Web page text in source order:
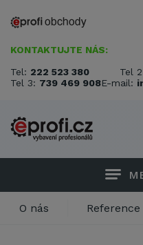
KONTAKTUJTE NÁS:
Tel: 222 523 380 Tel
Tel 3: 739 469 908E-mail:
O nás Reference